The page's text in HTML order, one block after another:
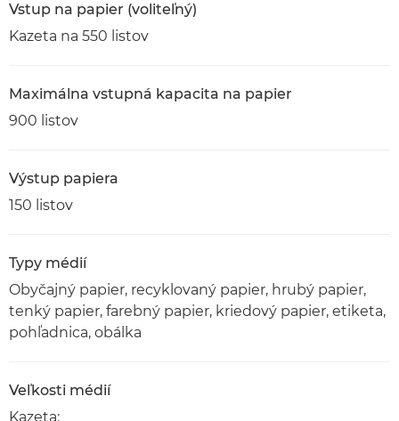
Vstup na papier (voliteľný)
Kazeta na 550 listov
Maximálna vstupná kapacita na papier
900 listov
Výstup papiera
150 listov
Typy médií
Obyčajný papier, recyklovaný papier, hrubý papier,
tenký papier, farebný papier, kriedový papier, etiketa,
pohľadnica, obálka
Veľkosti médií
Kazeta: